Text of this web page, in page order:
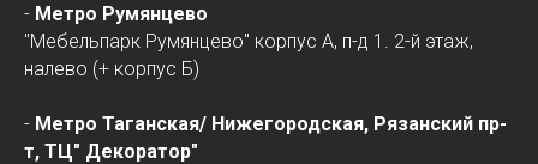
- Метро Румянцево
"Мебельпарк Румянцево" корпус А, п-д 1. 2-й этаж,
налево (+ корпус Б)
- Метро Таганская/ Нижегородская, Рязанский пр-
т, ТЦ" Декоратор"